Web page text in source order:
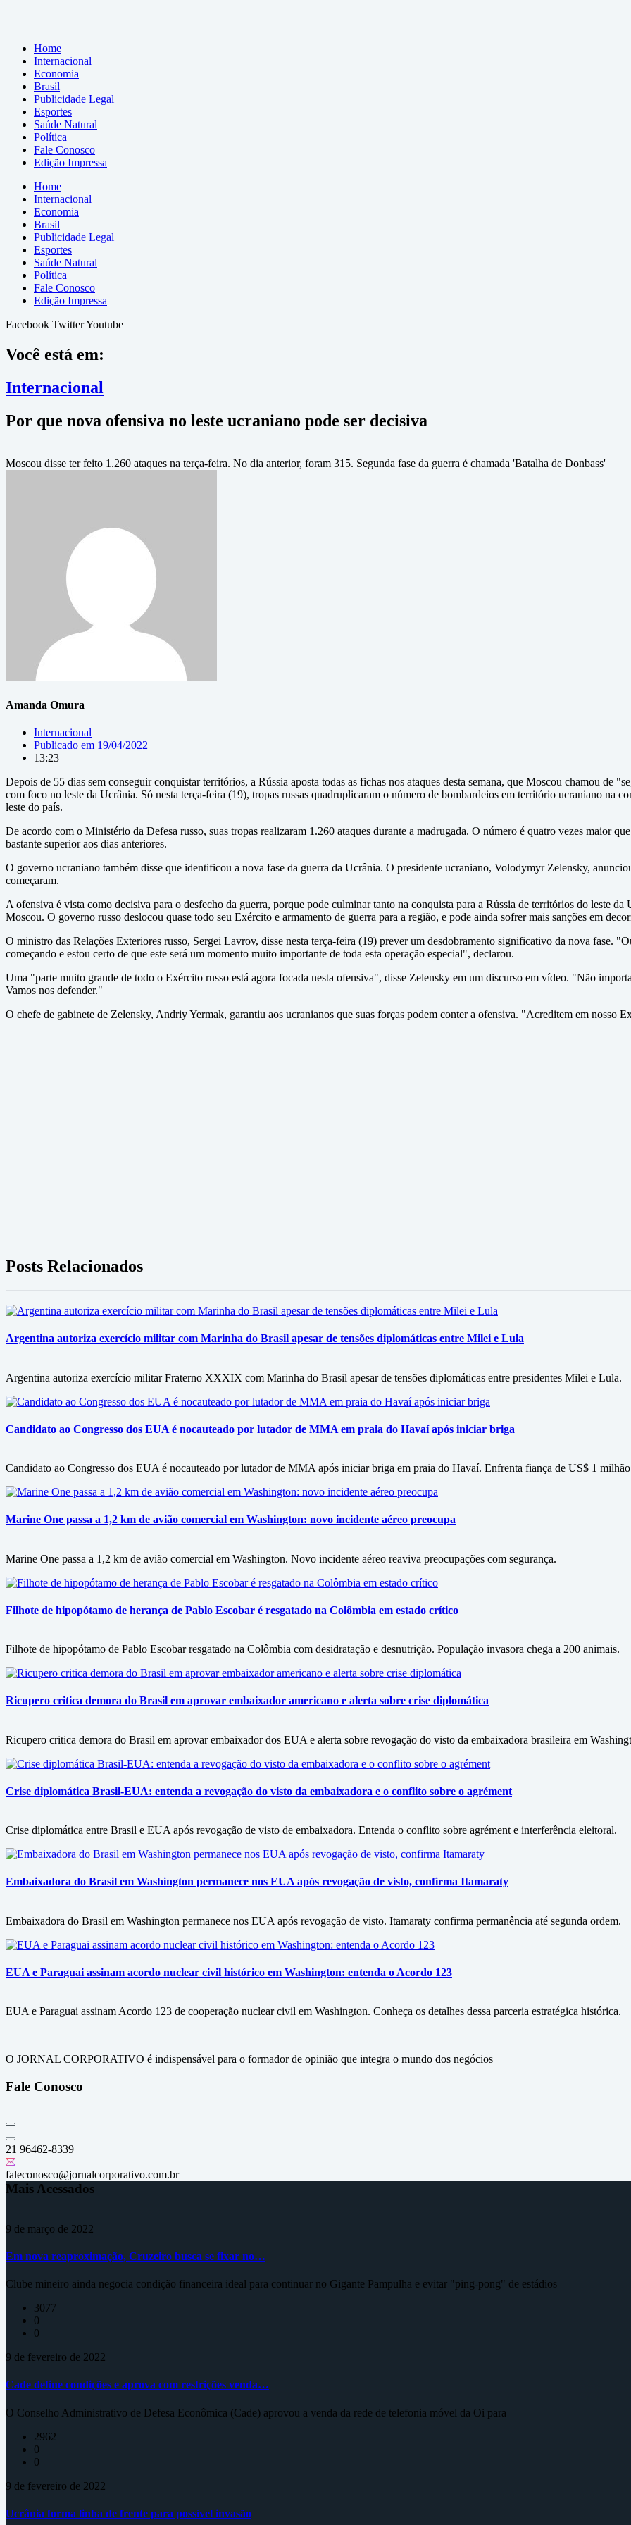
Home
Internacional
Economia
Brasil
Publicidade Legal
Esportes
Saúde Natural
Política
Fale Conosco
Edição Impressa
Home
Internacional
Economia
Brasil
Publicidade Legal
Esportes
Saúde Natural
Política
Fale Conosco
Edição Impressa
Facebook TwitterYoutube
Você está em:
Internacional
Por que nova ofensiva no leste ucraniano pode ser decisiva
Moscou disse ter feito 1.260 ataques na terça-feira. No dia anterior, foram 315. Segunda fase da guerra é chamada 'Batalha de Donbass'
Amanda Omura
Internacional
Publicado em 19/04/2022
13:23
Depois de 55 dias sem conseguir conquistar territórios, a Rússia aposta todas as fichas nos ataques desta semana, que Moscou chamou de
com foco no leste da Ucrânia. Só nesta terça-feira (19), tropas russas quadruplicaram o número de bombardeios em território ucraniano na
leste do país.
De acordo com o Ministério da Defesa russo, suas tropas realizaram 1.260 ataques durante a madrugada. O número é quatro vezes maior
bastante superior aos dias anteriores.
O governo ucraniano também disse que identificou a nova fase da guerra da Ucrânia. O presidente ucraniano, Volodymyr Zelensky,
começaram.
A ofensiva é vista como decisiva para o desfecho da guerra, porque pode culminar tanto na conquista para a Rússia de territórios do leste
Moscou. O governo russo deslocou quase todo seu Exército e armamento de guerra para a região, e pode ainda sofrer mais sanções em
O ministro das Relações Exteriores russo, Sergei Lavrov, disse nesta terça-feira (19) prever um desdobramento significativo da nova fase.
começando e estou certo de que este será um momento muito importante de toda esta operação especial", declarou.
Uma "parte muito grande de todo o Exército russo está agora focada nesta ofensiva", disse Zelensky em um discurso em vídeo. "Não
Vamos nos defender."
O chefe de gabinete de Zelensky, Andriy Yermak, garantiu aos ucranianos que suas forças podem conter a ofensiva. "Acreditem em nosso
Posts Relacionados
Argentina autoriza exercício militar com Marinha do Brasil apesar de tensões diplomáticas entre Milei e Lula
Argentina autoriza exercício militar Fraterno XXXIX com Marinha do Brasil apesar de tensões diplomáticas entre presidentes Milei e Lula.
Candidato ao Congresso dos EUA é nocauteado por lutador de MMA em praia do Havaí após iniciar briga
Candidato ao Congresso dos EUA é nocauteado por lutador de MMA após iniciar briga em praia do Havaí. Enfrenta fiança de US$ 1
Marine One passa a 1,2 km de avião comercial em Washington: novo incidente aéreo preocupa
Marine One passa a 1,2 km de avião comercial em Washington. Novo incidente aéreo reaviva preocupações com segurança.
Filhote de hipopótamo de herança de Pablo Escobar é resgatado na Colômbia em estado crítico
Filhote de hipopótamo de Pablo Escobar resgatado na Colômbia com desidratação e desnutrição. População invasora chega a 200 animais.
Ricupero critica demora do Brasil em aprovar embaixador americano e alerta sobre crise diplomática
Ricupero critica demora do Brasil em aprovar embaixador dos EUA e alerta sobre revogação do visto da embaixadora brasileira em
Crise diplomática Brasil-EUA: entenda a revogação do visto da embaixadora e o conflito sobre o agrément
Crise diplomática entre Brasil e EUA após revogação de visto de embaixadora. Entenda o conflito sobre agrément e interferência eleitoral.
Embaixadora do Brasil em Washington permanece nos EUA após revogação de visto, confirma Itamaraty
Embaixadora do Brasil em Washington permanece nos EUA após revogação de visto. Itamaraty confirma permanência até segunda ordem.
EUA e Paraguai assinam acordo nuclear civil histórico em Washington: entenda o Acordo 123
EUA e Paraguai assinam Acordo 123 de cooperação nuclear civil em Washington. Conheça os detalhes dessa parceria estratégica histórica.
O JORNAL CORPORATIVO é indispensável para o formador de opinião que integra o mundo dos negócios
Fale Conosco
21 96462-8339
faleconosco@jornalcorporativo.com.br
Mais Acessados
9 de março de 2022
Em nova reaproximação, Cruzeiro busca se fixar no…
Clube mineiro ainda negocia condição financeira ideal para continuar no Gigante Pampulha e evitar "ping-pong" de estádios
3077
0
0
9 de fevereiro de 2022
Cade define condições e aprova com restrições venda…
O Conselho Administrativo de Defesa Econômica (Cade) aprovou a venda da rede de telefonia móvel da Oi para
2962
0
0
9 de fevereiro de 2022
Ucrânia forma linha de frente para possível invasão